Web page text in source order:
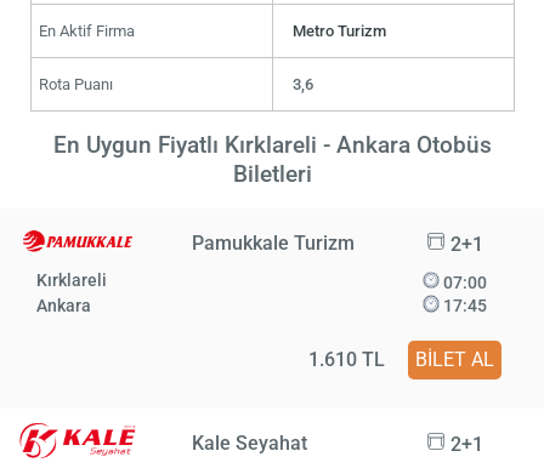
En Aktif Firma Metro Turizm
Rota Puanı 3,6
En Uygun Fiyatlı Kırklareli - Ankara Otobüs
Biletleri
Pamukkale Turizm 2+1
Kırklareli
Ankara
07:00
17:45
1.610 TL BİLET AL
Kale Seyahat 2+1